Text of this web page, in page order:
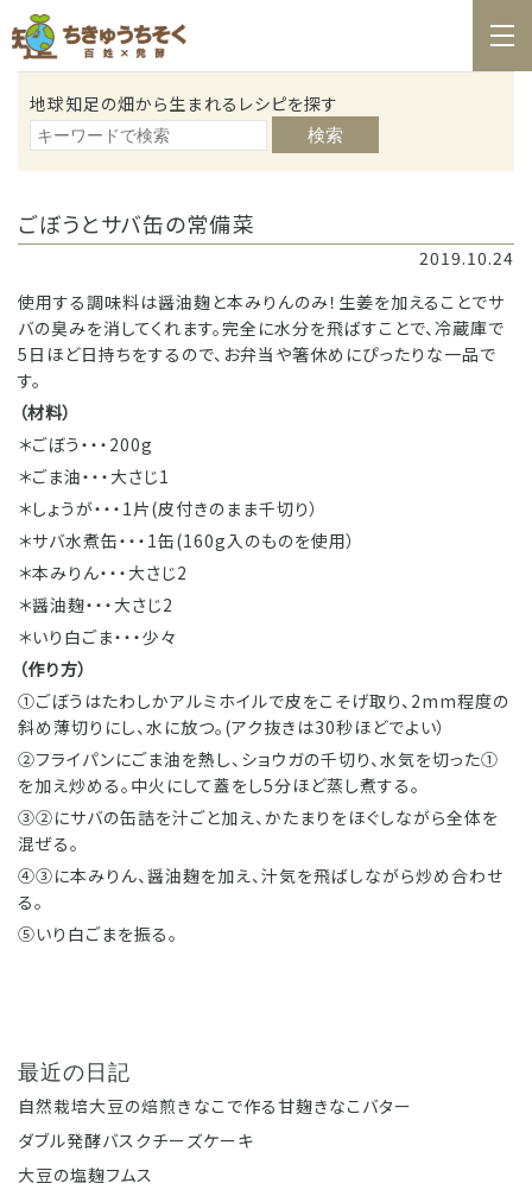
百姓日記
レシピ
お知らせ
料理教室カレンダー
商品の購入
地球知足の畑から生まれるレシピを探す
検索
ごぼうとサバ缶の常備菜
2019.10.24
使用する調味料は醤油麹と本みりんのみ！生姜を加えることでサ
バの臭みを消してくれます。完全に水分を飛ばすことで、冷蔵庫で
5日ほど日持ちをするので、お弁当や箸休めにぴったりな一品で
す。
（材料）
＊ごぼう・・・200g
＊ごま油・・・大さじ1
＊しょうが・・・1片(皮付きのまま千切り）
＊サバ水煮缶・・・1缶(160g入のものを使用）
＊本みりん・・・大さじ2
＊醤油麹・・・大さじ2
＊いり白ごま・・・少々
（作り方）
①ごぼうはたわしかアルミホイルで皮をこそげ取り、2mm程度の
斜め薄切りにし、水に放つ。(アク抜きは30秒ほどでよい）
②フライパンにごま油を熱し、ショウガの千切り、水気を切った①
を加え炒める。中火にして蓋をし5分ほど蒸し煮する。
③②にサバの缶詰を汁ごと加え、かたまりをほぐしながら全体を
混ぜる。
④③に本みりん、醤油麹を加え、汁気を飛ばしながら炒め合わせ
る。
⑤いり白ごまを振る。
最近の日記
自然栽培大豆の焙煎きなこで作る甘麹きなこバター
ダブル発酵バスクチーズケーキ
大豆の塩麹フムス